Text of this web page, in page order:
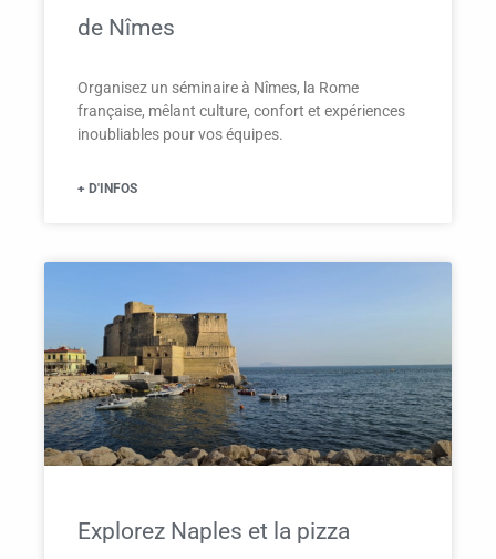
de Nîmes
Organisez un séminaire à Nîmes, la Rome
française, mêlant culture, confort et expériences
inoubliables pour vos équipes.
+ D'INFOS
Explorez Naples et la pizza